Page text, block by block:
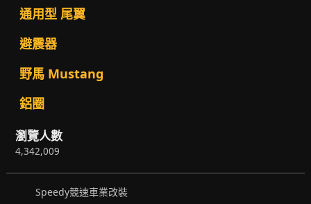
通用型 尾翼
避震器
野馬 Mustang
鋁圈
瀏覽人數
4,342,009
Speedy競速車業改裝